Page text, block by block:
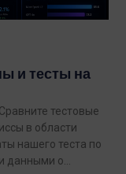
и тесты на
тестовые
в области
нашего теста по
данными о